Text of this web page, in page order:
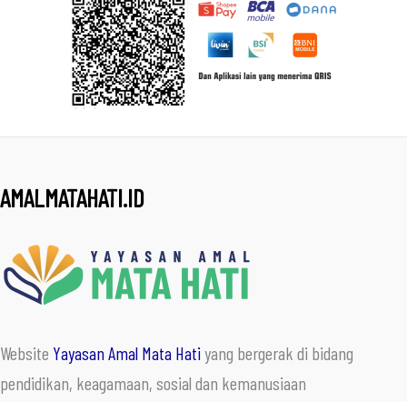
AMALMATAHATI.ID
Website Yayasan Amal Mata Hatiyang bergerak di bidang
pendidikan, keagamaan, sosial dan kemanusiaan